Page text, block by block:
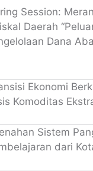
Session:
Daerah
Dana
Ekonomi
Komoditas
Sistem
dari